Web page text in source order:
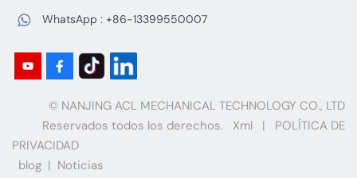
WhatsApp : +86-13399550007
© NANJING ACL MECHANICAL TECHNOLOGY CO., LTD
Reservados todos los derechos.
Xml |
POLÍTICA DE
PRIVACIDAD
blog | Noticias